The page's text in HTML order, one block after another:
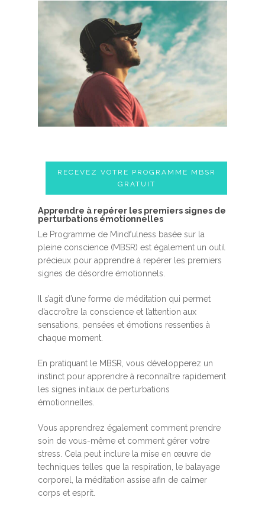
RECEVEZ VOTRE PROGRAMME MBSR
GRATUIT
A​pprendre à repérer les premiers signes de
perturbations émotionnelles
Le Programme de Mindfulness basée sur la
pleine conscience (MBSR) est également un outil
précieux pour apprendre à repérer les premiers
signes de désordre émotionnels.
Il s’agit d’une forme de méditation qui permet
d’accroître la conscience et l’attention aux
sensations, pensées et émotions ressenties à
chaque moment.
En pratiquant le MBSR, vous développerez un
instinct pour apprendre à reconnaître rapidement
les signes initiaux de perturbations
émotionnelles.
Vous apprendrez également comment prendre
soin de vous-même et comment gérer votre
stress. Cela peut inclure la mise en œuvre de
techniques telles que la respiration, le balayage
corporel, la méditation assise afin de calmer
corps et esprit.